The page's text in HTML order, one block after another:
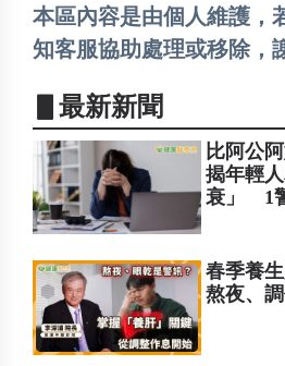
本區內容是由個人維護，
知客服協助處理或移除，
▋最新新聞
比阿公
揭年輕
衰」 1
春季養
熬夜、